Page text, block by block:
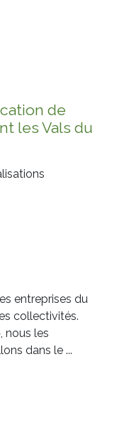
de
les Vals du
entreprises du
collectivités.
nous les
dans le ...